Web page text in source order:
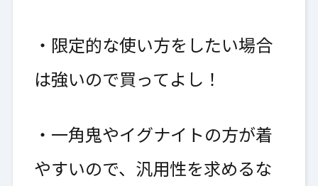
・限定的な使い方をしたい場合
は強いので買ってよし！
・一角鬼やイグナイトの方が着
やすいので、汎用性を求めるな